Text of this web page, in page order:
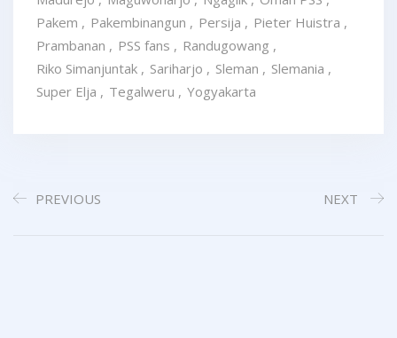
Pakem , Pakembinangun , Persija , Pieter Huistra ,
Prambanan , PSS fans , Randugowang ,
Riko Simanjuntak , Sariharjo , Sleman , Slemania ,
Super Elja , Tegalweru , Yogyakarta
PREVIOUS NEXT